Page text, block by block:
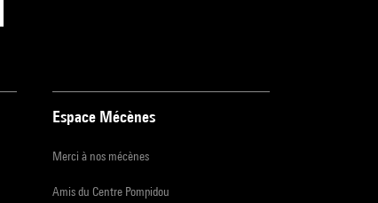
Espace Mécènes
Merci à nos mécènes
Amis du Centre Pompidou